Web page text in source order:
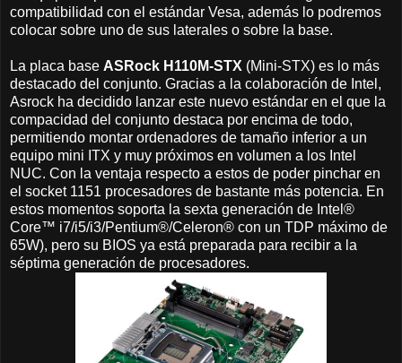
compatibilidad con el estándar Vesa, además lo podremos
colocar sobre uno de sus laterales o sobre la base.
La placa base ASRock H110M-STX (Mini-STX) es lo más
destacado del conjunto. Gracias a la colaboración de Intel,
Asrock ha decidido lanzar este nuevo estándar en el que la
compacidad del conjunto destaca por encima de todo,
permitiendo montar ordenadores de tamaño inferior a un
equipo mini ITX y muy próximos en volumen a los Intel
NUC. Con la ventaja respecto a estos de poder pinchar en
el socket 1151 procesadores de bastante más potencia. En
estos momentos soporta la sexta generación de Intel®
Core™ i7/i5/i3/Pentium®/Celeron® con un TDP máximo de
65W), pero su BIOS ya está preparada para recibir a la
séptima generación de procesadores.